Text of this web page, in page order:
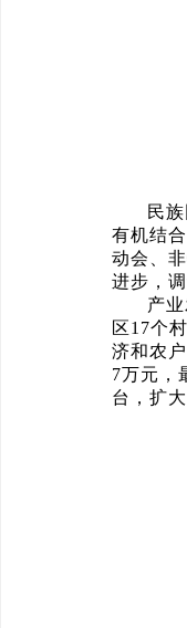
民
有机结
动会、
进步，
产
区17个
济和农
7万元，
台，扩